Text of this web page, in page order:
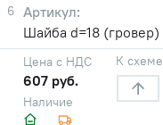
6
Шайба d=18 (гровер)
Наличие
Цена с НДС
607 руб.
К схеме